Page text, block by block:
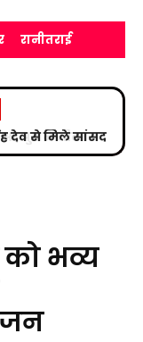
रानीतराई
देव से मिले सांसद
को भव्य